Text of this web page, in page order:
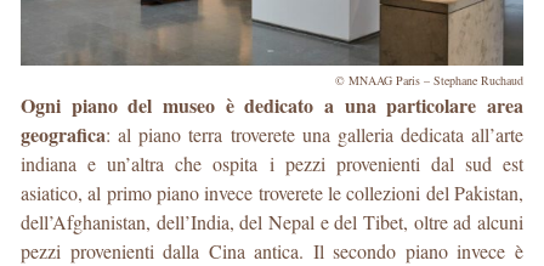
© MNAAG Paris – Stephane Ruchaud
Ogni piano del museo è dedicato a una particolare area
geografica: al piano terra troverete una galleria dedicata all’arte
indiana e un’altra che ospita i pezzi provenienti dal sud est
asiatico, al primo piano invece troverete le collezioni del Pakistan,
dell’Afghanistan, dell’India, del Nepal e del Tibet, oltre ad alcuni
pezzi provenienti dalla Cina antica. Il secondo piano invece è